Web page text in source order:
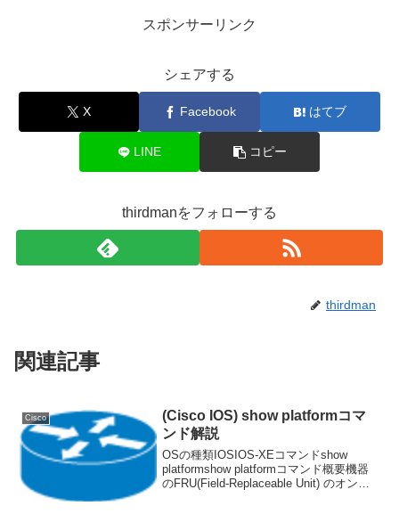
スポンサーリンク
シェアする
X Facebook はてブ
LINE コピー
thirdmanをフォローする
thirdman
関連記事
Cisco
(Cisco IOS) show platformコマ
ンド解説
OSの種類IOSIOS-XEコマンドshow
platformshow platformコマンド概要機器
のFRU(Field-Replaceable Unit) のオンラ